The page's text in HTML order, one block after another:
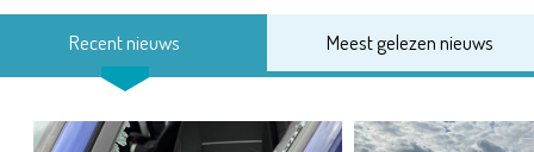
Recent nieuws Meest gelezen nieuws